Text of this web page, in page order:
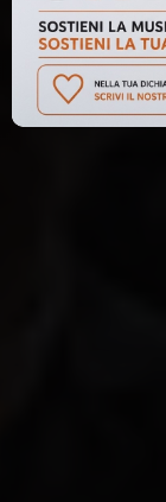
126anni di